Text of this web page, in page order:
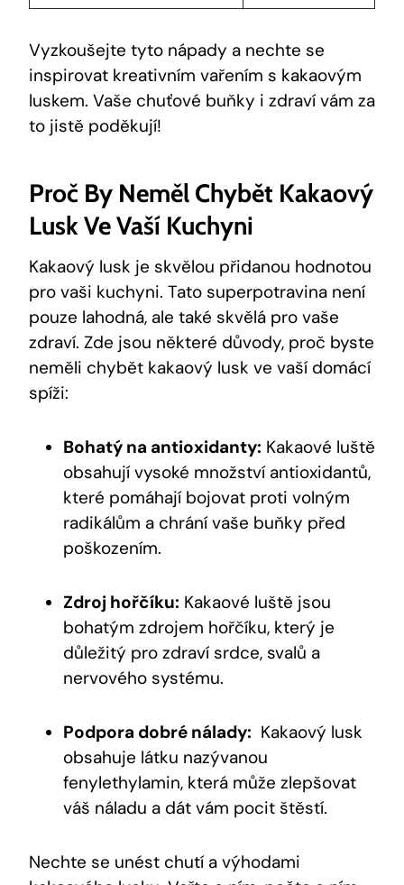
Vyzkoušejte tyto nápady a nechte ​se
inspirovat ⁣kreativním ‌vařením s kakaovým
⁣luskem. Vaše chuťové buňky i zdraví‌ vám za‌
to jistě poděkují!
Proč By Neměl ‌chybět Kakaový
Lusk Ve Vaší Kuchyni
Kakaový⁤ lusk je skvělou přidanou​ hodnotou​
pro‍ vaši⁢ kuchyni. ⁢Tato superpotravina není
pouze lahodná, ale také skvělá⁣ pro vaše
zdraví. Zde jsou⁤ některé důvody, proč⁣ byste​
neměli chybět kakaový ‍lusk ve vaší ​domácí
spíži:
Bohatý na antioxidanty: Kakaové luště
obsahují vysoké​ množství antioxidantů,
které ​pomáhají bojovat proti volným⁢
radikálům a chrání vaše buňky‌ před​
poškozením.
Zdroj hořčíku: ​Kakaové luště jsou
bohatým zdrojem hořčíku, který je‍
důležitý pro⁢ zdraví srdce, svalů ​a
nervového systému.
Podpora dobré nálady: ⁢ Kakaový‌ lusk
obsahuje ​látku nazývanou
fenylethylamin, která může zlepšovat⁣
váš náladu a ​dát vám pocit ⁢štěstí.
Nechte ‌se unést chutí a výhodami​